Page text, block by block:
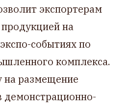
экспортерам
на
событиях по
комплекса.
на размещение